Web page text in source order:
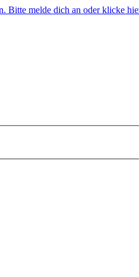
Bitte melde dich an oder klicke